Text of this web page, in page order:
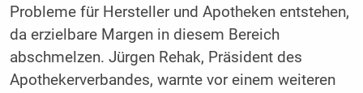
Probleme für Hersteller und Apotheken entstehen,
da erzielbare Margen in diesem Bereich
abschmelzen. Jürgen Rehak, Präsident des
Apothekerverbandes, warnte vor einem weiteren